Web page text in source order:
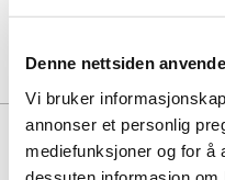
Denne nettsiden
Vi bruker
annonser et personlig
mediefunksjoner og for å
Beskrivelse